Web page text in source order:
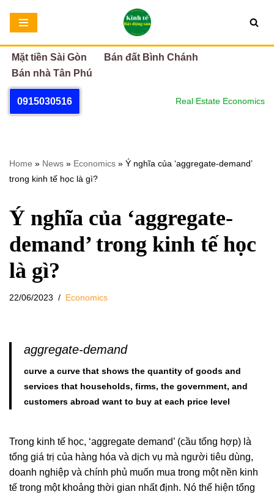
Chuyển
tới
nội
dung
Mặt tiền Sài Gòn
Bán đất Bình Chánh
Bán nhà Tân Phú
0915030516 Real Estate Economics
Home » News » Economics » Ý nghĩa của ‘aggregate-demand’
trong kinh tế học là gì?
Ý nghĩa của ‘aggregate-
demand’ trong kinh tế học
là gì?
22/06/2023 Economics
aggregate-demand
curve a curve that shows the quantity of goods and
services that households, firms, the government, and
customers abroad want to buy at each price level
Trong kinh tế học, ‘aggregate demand’ (cầu tổng hợp) là
tổng giá trị của hàng hóa và dịch vụ mà người tiêu dùng,
doanh nghiệp và chính phủ muốn mua trong một nền kinh
tế trong một khoảng thời gian nhất định. Nó thể hiện tổng